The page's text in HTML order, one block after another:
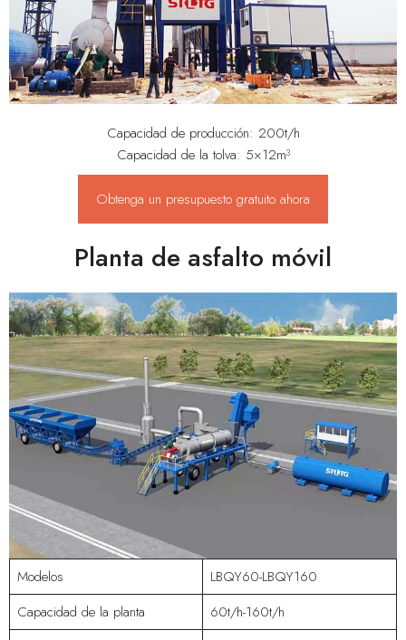
Capacidad de producción: 200t/h
Capacidad de la tolva: 5×12m³
Obtenga un presupuesto gratuito ahora
Planta de asfalto móvil
Modelos
LBQY60-LBQY160
Capacidad de la planta
60t/h-160t/h